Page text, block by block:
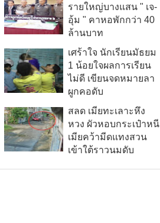
รายใหญ่บางแสน " เจ-
อุ้ม " คาหอพักกว่า 40
ล้านบาท
เศร้าใจ นักเรียนมัธยม
1 น้อยใจผลการเรียน
ไม่ดี เขียนจดหมายลา
ผูกคอดับ
สลด เมียทะเลาะหึง
หวง ผัวหอบกระเป๋าหนี
เมียคว้ามีดแทงสวน
เข้าใต้ราวนมดับ